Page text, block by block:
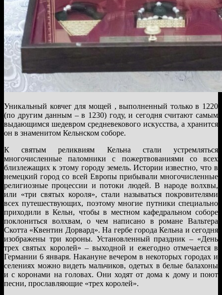
Уникальный ковчег для мощей , выполненный только в 1220
(по другим данным – в 1230) году, и сегодня считают самым
выдающимся шедевром средневекового искусства, а хранится
он в знаменитом Кельнском соборе.
К святым реликвиям Кельна стали устремляться
многочисленные паломники с пожертвованиями со всех
близлежащих к этому городу земель. Истории известно, что в
немецкий город со всей Европы прибывали многочисленные
религиозные процессии и потоки людей. В народе волхвы,
или «три святых короля», стали называться покровителями
всех путешествующих, поэтому многие путники специально
приходили в Кельн, чтобы в местном кафедральном соборе
поклониться волхвам, о чем написано в романе Вальтера
Скотта «Квентин Дорвард». На гербе города Кельна и сегодня
изображены три короны. Установленный праздник – «День
трех святых королей» – выходной и ежегодно отмечается в
Германии 6 января. Накануне вечером в некоторых городах и
селениях можно видеть мальчиков, одетых в белые балахоны
и с коронами на головах. Они ходят от дома к дому и поют
песни, прославляющие «трех королей».